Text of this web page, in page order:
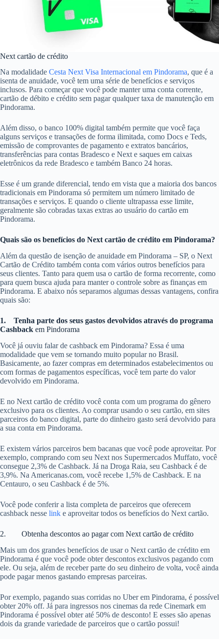
Next cartão de crédito
Na modalidade Cesta Next Visa Internacional em Pindorama, que é a
isenta de anuidade, você tem uma série de benefícios e serviços
inclusos. Para começar que você pode manter uma conta corrente,
cartão de débito e crédito sem pagar qualquer taxa de manutenção em
Pindorama.
Além disso, o banco 100% digital também permite que você faça
alguns serviços e transações de forma ilimitada, como Docs e Teds,
emissão de comprovantes de pagamento e extratos bancários,
transferências para contas Bradesco e Next e saques em caixas
eletrônicos da rede Bradesco e também Banco 24 horas.
Esse é um grande diferencial, tendo em vista que a maioria dos bancos
tradicionais em Pindorama só permitem um número limitado de
transações e serviços. E quando o cliente ultrapassa esse limite,
geralmente são cobradas taxas extras ao usuário do cartão em
Pindorama.
Quais são os benefícios do Next cartão de crédito em Pindorama?
Além da questão de isenção de anuidade em Pindorama – SP, o Next
Cartão de Crédito também conta com vários outros benefícios para
seus clientes. Tanto para quem usa o cartão de forma recorrente, como
para quem busca ajuda para manter o controle sobre as finanças em
Pindorama. E abaixo nós separamos algumas dessas vantagens, confira
quais são:
1.
Tenha parte dos seus gastos devolvidos através do programa
Cashback em Pindorama
Você já ouviu falar de cashback em Pindorama? Essa é uma
modalidade que vem se tornando muito popular no Brasil.
Basicamente, ao fazer compras em determinados estabelecimentos ou
com formas de pagamentos específicas, você tem parte do valor
devolvido em Pindorama.
E no Next cartão de crédito você conta com um programa do gênero
exclusivo para os clientes. Ao comprar usando o seu cartão, em sites
parceiros do banco digital, parte do dinheiro gasto será devolvido para
a sua conta em Pindorama.
E existem vários parceiros bem bacanas que você pode aproveitar. Por
exemplo, comprando com seu Next nos Supermercados Muffato, você
consegue 2,3% de Cashback. Já na Droga Raia, seu Cashback é de
3,9%. Na Americanas.com, você recebe 1,5% de Cashback. E na
Centauro, o seu Cashback é de 5%.
Você pode conferir a lista completa de parceiros que oferecem
cashback nesse link e aproveitar todos os benefícios do Next cartão.
2. Obtenha descontos ao pagar com Next cartão de crédito
Mais um dos grandes benefícios de usar o Next cartão de crédito em
Pindorama é que você pode obter descontos exclusivos pagando com
ele. Ou seja, além de receber parte do seu dinheiro de volta, você ainda
pode pagar menos gastando empresas parceiras.
Por exemplo, pagando suas corridas no Uber em Pindorama, é possível
obter 20% off. Já para ingressos nos cinemas da rede Cinemark em
Pindorama é possível obter até 50% de desconto! E esses são apenas
dois da grande variedade de parceiros que o cartão possui!